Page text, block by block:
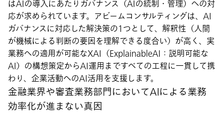
はAIの導入にあたりガバナンス（AIの統制・管理）への対
応が求められています。アビームコンサルティングは、AI
ガバナンスに対応した解決策の1つとして、解釈性（人間
が機械による判断の要因を理解できる度合い）が高く、実
業務への適用が可能なXAI（ExplainableAI：説明可能な
AI）の構想策定からAI運用まですべての工程に一貫して携
わり、企業活動へのAI活用を支援します。
金融業界や審査業務部門においてAIによる業務
効率化が進まない真因